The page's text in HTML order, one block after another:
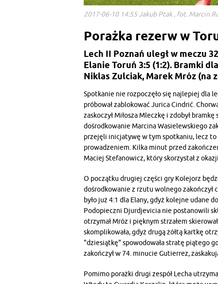
2017-06-10 14:55 Jakub Ptak , fot. Marcin
Porażka rezerw w
Lech II Poznań uległ w meczu
Elanie Toruń 3:5 (1:2). Bramki
Niklas Zulciak, Marek Mróz (na
Spotkanie nie rozpoczęło się najlepiej dla
próbował zablokować Jurica Cindrić.
zaskoczył Miłosza Mleczkę i zdobył
dośrodkowanie Marcina Wasielewskiego
przejęli inicjatywę w tym spotkaniu, lecz to
prowadzeniem. Kilka minut przed
Maciej Stefanowicz, który skorzystał z
O początku drugiej części gry Kolejorz
dośrodkowanie z rzutu wolnego zakończył
było już 4:1 dla Elany, gdyż kolejne udane
Podopieczni Djurdjevicia nie postanowili
otrzymał Mróz i pięknym strzałem
skomplikowała, gdyż drugą żółtą kartkę
"dziesiątkę" spowodowała stratę piątego
zakończył w 74. minucie Gutierrez,
Pomimo porażki drugi zespół Lecha